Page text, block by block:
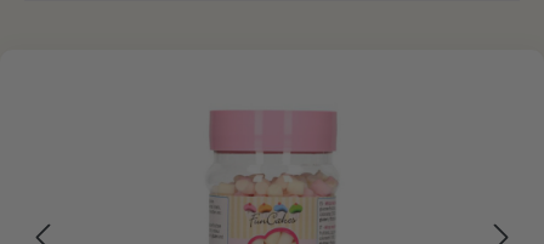
Bildergalerie überspringen